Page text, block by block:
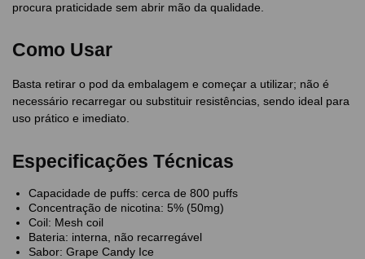
procura praticidade sem abrir mão da qualidade.
Como Usar
Basta retirar o pod da embalagem e começar a utilizar; não é
necessário recarregar ou substituir resistências, sendo ideal para
uso prático e imediato.
Especificações Técnicas
Capacidade de puffs: cerca de 800 puffs
Concentração de nicotina: 5% (50mg)
Coil: Mesh coil
Bateria: interna, não recarregável
Sabor: Grape Candy Ice